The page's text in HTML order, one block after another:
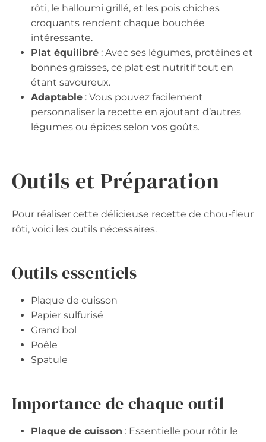
rôti, le halloumi grillé, et les pois chiches
croquants rendent chaque bouchée
intéressante.
Plat équilibré : Avec ses légumes, protéines et
bonnes graisses, ce plat est nutritif tout en
étant savoureux.
Adaptable : Vous pouvez facilement
personnaliser la recette en ajoutant d’autres
légumes ou épices selon vos goûts.
Outils et Préparation
Pour réaliser cette délicieuse recette de chou-fleur
rôti, voici les outils nécessaires.
Outils essentiels
Plaque de cuisson
Papier sulfurisé
Grand bol
Poêle
Spatule
Importance de chaque outil
Plaque de cuisson : Essentielle pour rôtir le